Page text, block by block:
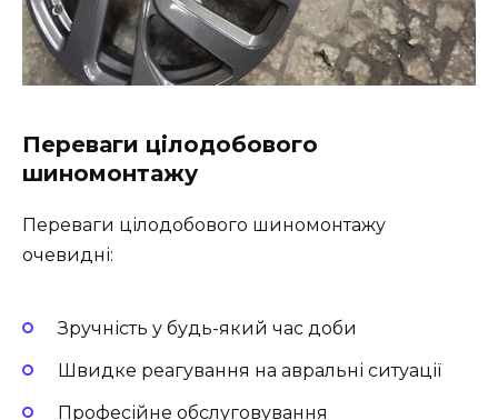
Переваги цілодобового
шиномонтажу
Переваги цілодобового шиномонтажу
очевидні:
Зручність у будь-який час доби
Швидке реагування на авральні ситуації
Професійне обслуговування